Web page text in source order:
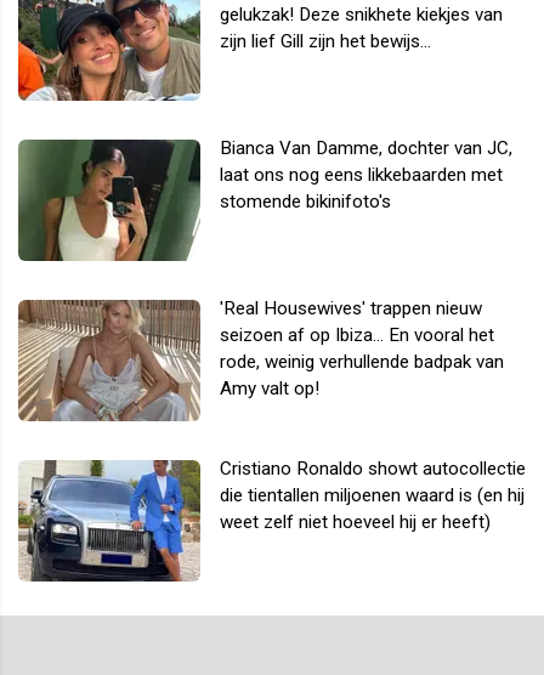
gelukzak! Deze snikhete kiekjes van
zijn lief Gill zijn het bewijs...
Bianca Van Damme, dochter van JC,
laat ons nog eens likkebaarden met
stomende bikinifoto's
'Real Housewives' trappen nieuw
seizoen af op Ibiza... En vooral het
rode, weinig verhullende badpak van
Amy valt op!
Cristiano Ronaldo showt autocollectie
die tientallen miljoenen waard is (en hij
weet zelf niet hoeveel hij er heeft)